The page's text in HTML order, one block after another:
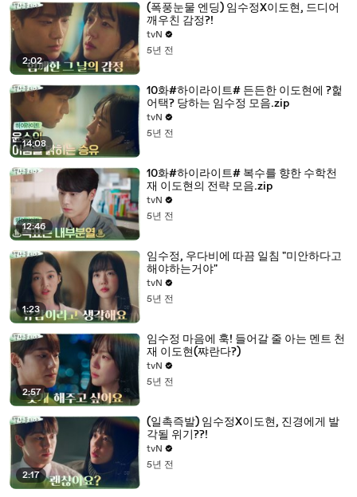
2:02
(폭풍눈물 엔딩) 임수정X이도현, 드디어
깨우친 감정?!
tvN
5년 전
14:08
10화#하이라이트# 든든한 이도현에 ?헕
어택? 당하는 임수정 모음.zip
tvN
5년 전
12:46
10화#하이라이트# 복수를 향한 수학천
재 이도현의 전략 모음.zip
tvN
5년 전
1:23
임수정, 우다비에 따끔 일침 "미안하다고
해야하는거야"
tvN
5년 전
2:57
임수정 마음에 훅! 들어갈 줄 아는 멘트 천
재 이도현(쨔란다?)
tvN
5년 전
2:17
(일촉즉발) 임수정X이도현, 진경에게 발
각될 위기??!
tvN
5년 전